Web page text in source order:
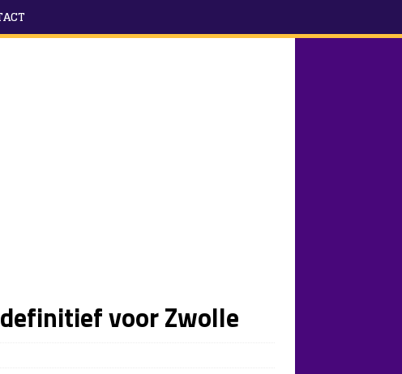
voor Zwolle